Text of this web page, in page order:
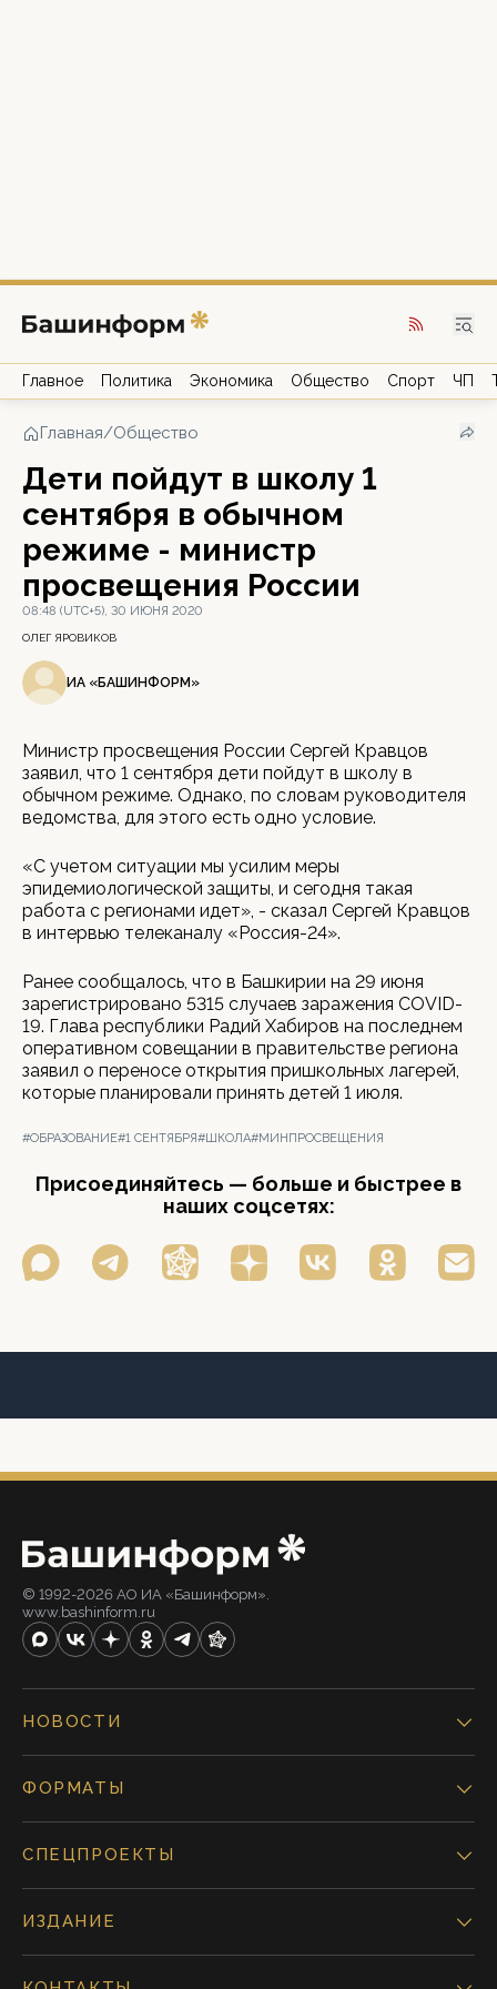
Главное Политика Экономика Общество Спорт ЧП
Главная/Общество
Дети пойдут в школу 1
сентября в обычном
режиме - министр
просвещения России
08:48 (UTC+5), 30 ИЮНЯ 2020
ОЛЕГ ЯРОВИКОВ
ИА «БАШИНФОРМ»
Министр просвещения России Сергей Кравцов
заявил, что 1 сентября дети пойдут в школу в
обычном режиме. Однако, по словам руководителя
ведомства, для этого есть одно условие.
«С учетом ситуации мы усилим меры
эпидемиологической защиты, и сегодня такая
работа с регионами идет», - сказал Сергей Кравцов
в интервью телеканалу «Россия-24».
Ранее сообщалось, что в Башкирии на 29 июня
зарегистрировано 5315 случаев заражения COVID-
19. Глава республики Радий Хабиров на последнем
оперативном совещании в правительстве региона
заявил о переносе открытия пришкольных лагерей,
которые планировали принять детей 1 июля.
#ОБРАЗОВАНИЕ#1 СЕНТЯБРЯ#ШКОЛА#МИНПРОСВЕЩЕНИЯ
Присоединяйтесь — больше и быстрее в
наших соцсетях:
© 1992-2026 АО ИА «Башинформ».
www.bashinform.ru
НОВОСТИ
ФОРМАТЫ
СПЕЦПРОЕКТЫ
ИЗДАНИЕ